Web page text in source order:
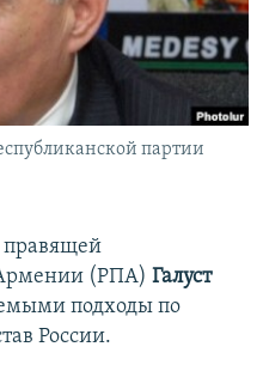
партии
правящей
(РПА) Галуст
подходы по
России.